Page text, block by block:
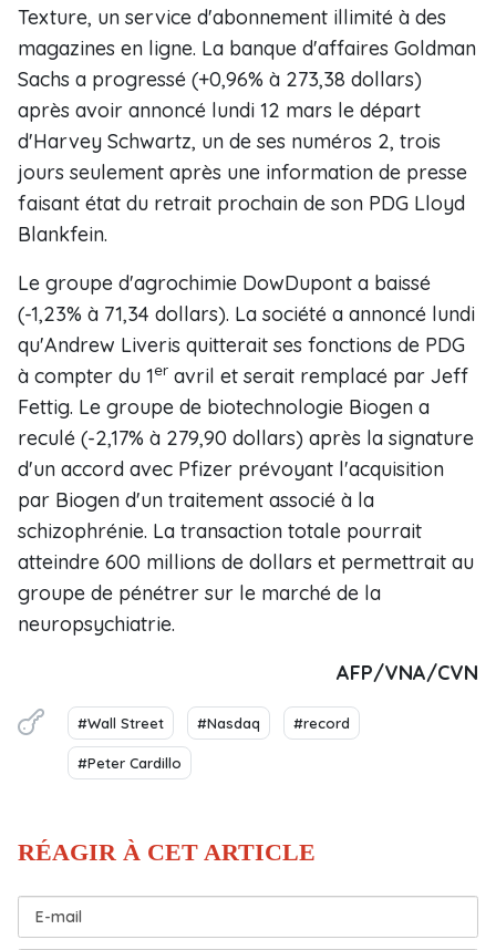
Texture, un service d'abonnement illimité à des
magazines en ligne. La banque d'affaires Goldman
Sachs a progressé (+0,96% à 273,38 dollars)
après avoir annoncé lundi 12 mars le départ
d'Harvey Schwartz, un de ses numéros 2, trois
jours seulement après une information de presse
faisant état du retrait prochain de son PDG Lloyd
Blankfein.
Le groupe d'agrochimie DowDupont a baissé
(-1,23% à 71,34 dollars). La société a annoncé lundi
qu'Andrew Liveris quitterait ses fonctions de PDG
à compter du 1er avril et serait remplacé par Jeff
Fettig. Le groupe de biotechnologie Biogen a
reculé (-2,17% à 279,90 dollars) après la signature
d'un accord avec Pfizer prévoyant l'acquisition
par Biogen d'un traitement associé à la
schizophrénie. La transaction totale pourrait
atteindre 600 millions de dollars et permettrait au
groupe de pénétrer sur le marché de la
neuropsychiatrie.
AFP/VNA/CVN
#Wall Street #Nasdaq #record
#Peter Cardillo